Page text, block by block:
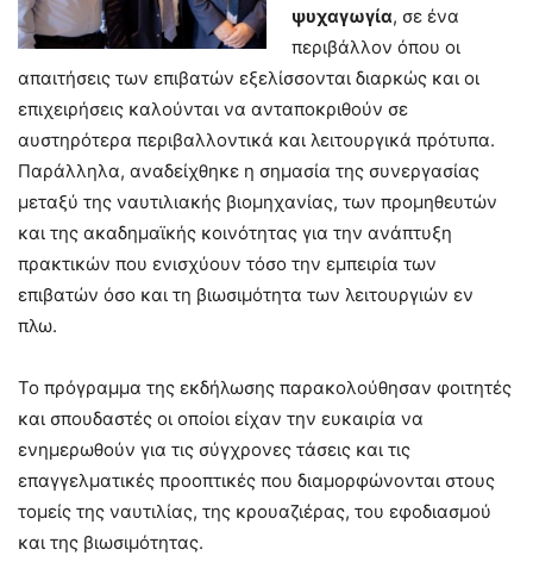
ψυχαγωγία, σε ένα
περιβάλλον όπου οι
απαιτήσεις των επιβατών εξελίσσονται διαρκώς και οι
επιχειρήσεις καλούνται να ανταποκριθούν σε
αυστηρότερα περιβαλλοντικά και λειτουργικά πρότυπα.
Παράλληλα, αναδείχθηκε η σημασία της συνεργασίας
μεταξύ της ναυτιλιακής βιομηχανίας, των προμηθευτών
και της ακαδημαϊκής κοινότητας για την ανάπτυξη
πρακτικών που ενισχύουν τόσο την εμπειρία των
επιβατών όσο και τη βιωσιμότητα των λειτουργιών εν
πλω.
Το πρόγραμμα της εκδήλωσης παρακολούθησαν φοιτητές
και σπουδαστές οι οποίοι είχαν την ευκαιρία να
ενημερωθούν για τις σύγχρονες τάσεις και τις
επαγγελματικές προοπτικές που διαμορφώνονται στους
τομείς της ναυτιλίας, της κρουαζιέρας, του εφοδιασμού
και της βιωσιμότητας.